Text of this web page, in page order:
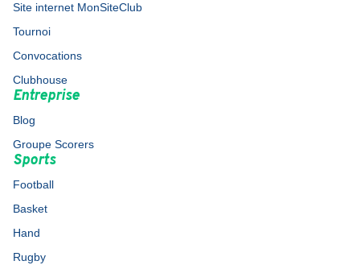
Site internet MonSiteClub
Tournoi
Convocations
Clubhouse
Entreprise
Blog
Groupe Scorers
Sports
Football
Basket
Hand
Rugby